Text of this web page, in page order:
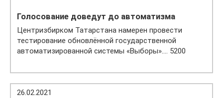
Голосование доведут до автоматизма
Центризбирком Татарстана намерен провести
тестирование обновлённой государственной
автоматизированной системы «Выборы»…. 5200
26.02.2021